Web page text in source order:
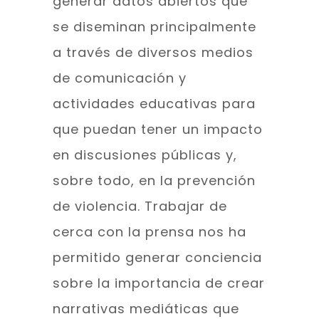
se diseminan principalmente
a través de diversos medios
de comunicación y
actividades educativas para
que puedan tener un impacto
en discusiones públicas y,
sobre todo, en la prevención
de violencia. Trabajar de
cerca con la prensa nos ha
permitido generar conciencia
sobre la importancia de crear
narrativas mediáticas que